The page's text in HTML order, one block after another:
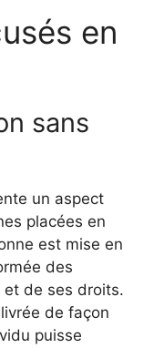
en
sans
un aspect
placées en
est mise en
des
de ses droits.
de façon
puisse